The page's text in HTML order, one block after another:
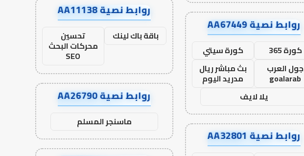
روابط نصية AA67449
كورة 365
كورة سيتي
جول العرب
goalarab
بث مباشر ريال
مدريد اليوم
يلا لايف
روابط نصية AA32801
روابط نصية AA11138
باقة باك لينك تحسين
محركات البحث
SEO
روابط نصية AA26790
ماسنجر المسلم